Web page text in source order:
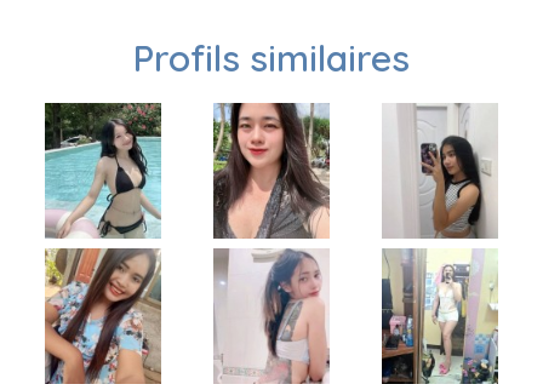
Profils similaires